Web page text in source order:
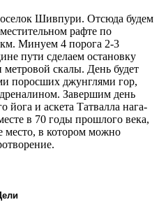
Шивпури. Отсюда будем
рафте по
Минуем 4 порога 2-3
пути сделаем остановку
скалы. День будет
поросших джунглями гор,
Завершим день
и аскета Татвалла нага-
в 70 годы прошлого века,
место, в котором можно